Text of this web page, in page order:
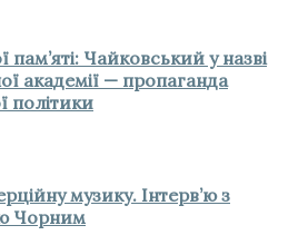
пам’яті: Чайковський у назві
академії — пропаганда
політики
музику. Інтерв’ю з
Чорним